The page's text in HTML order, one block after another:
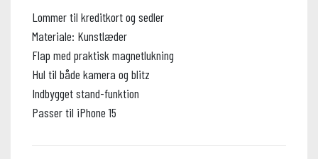
Lommer til kreditkort og sedler
Materiale: Kunstlæder
Flap med praktisk magnetlukning
Hul til både kamera og blitz
Indbygget stand-funktion
Passer til iPhone 15